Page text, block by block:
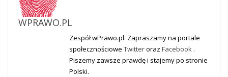
WPRAWO.PL
Zespół wPrawo.pl. Zapraszamy na portale
społecznościowe Twitteroraz Facebook .
Piszemy zawsze prawdę i stajemy po stronie
Polski.